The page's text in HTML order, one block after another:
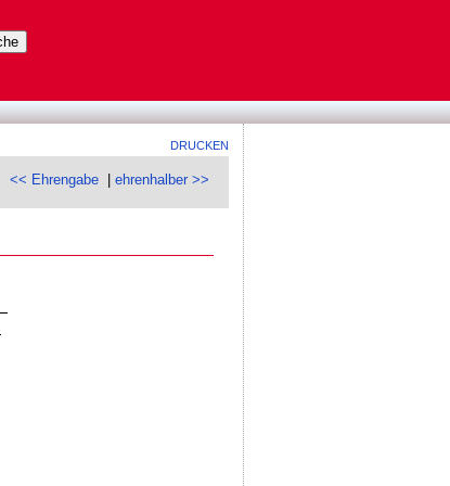
DRUCKEN
<< Ehrengabe |ehrenhalber >>